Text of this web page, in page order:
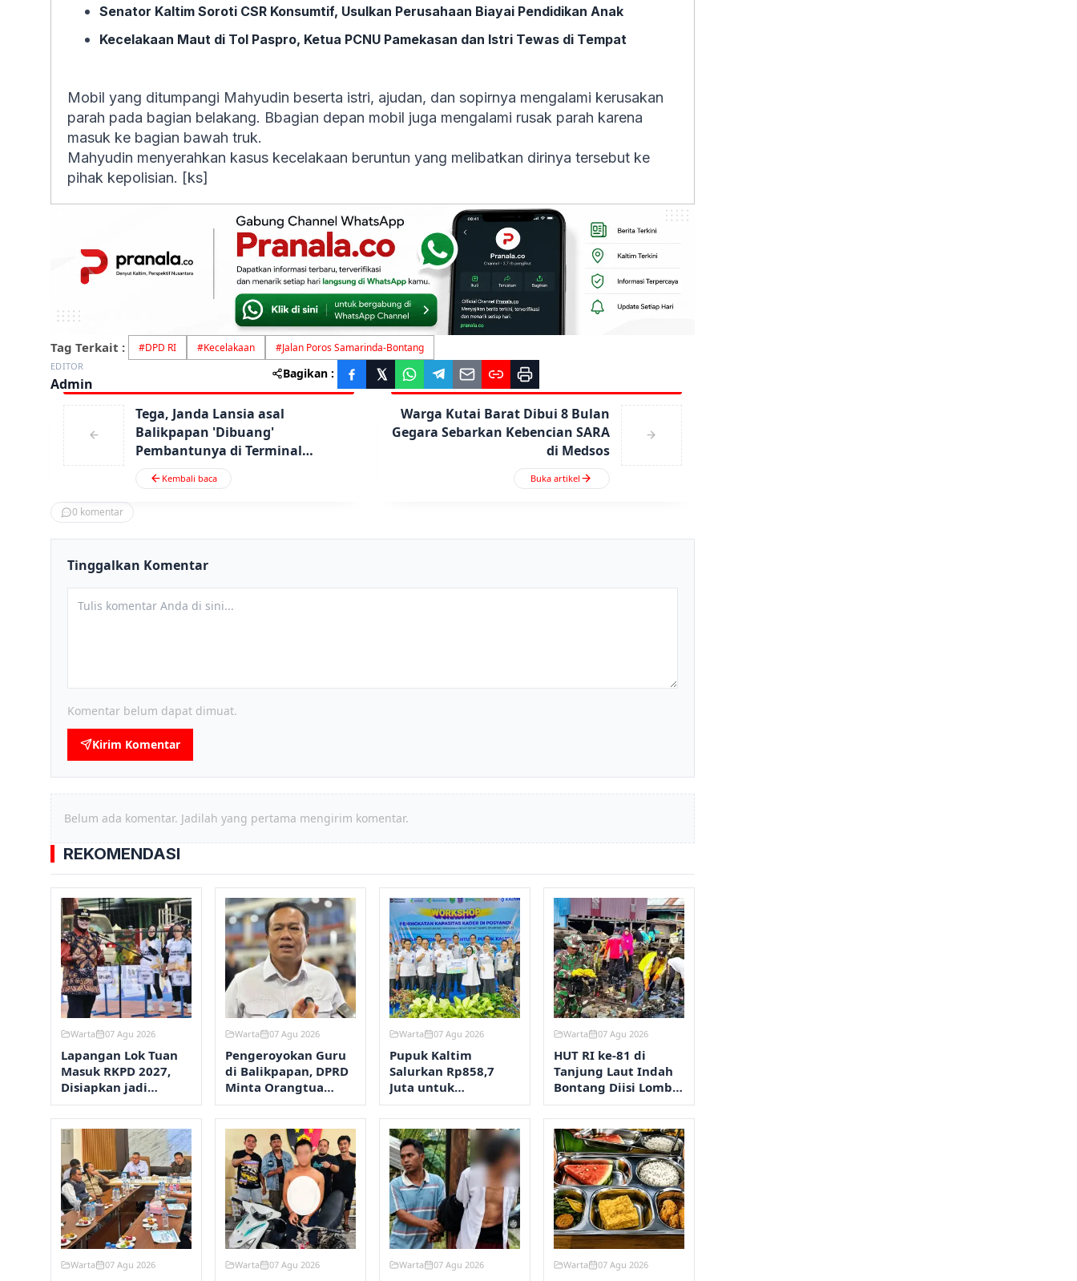
Senator Kaltim Soroti CSR Konsumtif, Usulkan Perusahaan Biayai Pendidikan Anak
Kecelakaan Maut di Tol Paspro, Ketua PCNU Pamekasan dan Istri Tewas di Tempat
Mobil yang ditumpangi Mahyudin beserta istri, ajudan, dan sopirnya mengalami kerusakan
parah pada bagian belakang. Bbagian depan mobil juga mengalami rusak parah karena
masuk ke bagian bawah truk.
Mahyudin menyerahkan kasus kecelakaan beruntun yang melibatkan dirinya tersebut ke
pihak kepolisian. [ks]
Tag Terkait : #DPD RI #Kecelakaan #Jalan Poros Samarinda-Bontang
EDITOR
Admin
Bagikan :
Tega, Janda Lansia asal
Balikpapan 'Dibuang'
Pembantunya di Terminal
Ponorogo
Kembali baca
Warga Kutai Barat Dibui 8 Bulan
Gegara Sebarkan Kebencian SARA
di Medsos
Buka artikel
0 komentar
Tinggalkan Komentar
Komentar belum dapat dimuat.
Kirim Komentar
Belum ada komentar. Jadilah yang pertama mengirim komentar.
REKOMENDASI
Warta 07 Agu 2026
Lapangan Lok Tuan
Masuk RKPD 2027,
Disiapkan jadi
Kawasan Olahraga
Terpadu
Warta 07 Agu 2026
Pengeroyokan Guru
di Balikpapan, DPRD
Minta Orangtua
Perketat
Pengawasan Anak
Warta 07 Agu 2026
Pupuk Kaltim
Salurkan Rp858,7
Juta untuk
Pengendalian
Stunting Bontang
Warta 07 Agu 2026
HUT RI ke-81 di
Tanjung Laut Indah
Bontang Diisi Lomba
RT Terbersih hingga
Fashion Show
Warta 07 Agu 2026 Warta 07 Agu 2026 Warta 07 Agu 2026 Warta 07 Agu 2026